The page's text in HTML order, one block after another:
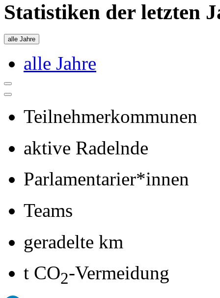
Statistiken der letzten
alle Jahre
alle Jahre
Teilnehmerkommunen
aktive Radelnde
Parlamentarier*innen
Teams
geradelte km
t CO2-Vermeidung